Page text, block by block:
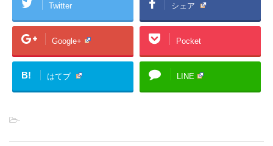
Twitter シェア
Google+ Pocket
B! はてブ LINE
-